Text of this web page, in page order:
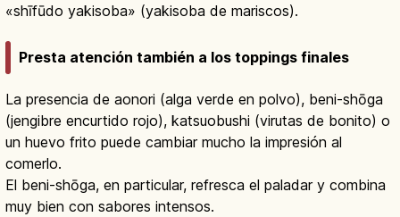
«shīfūdo yakisoba» (yakisoba de mariscos).
Presta atención también a los toppings finales
La presencia de aonori (alga verde en polvo), beni-shōga
(jengibre encurtido rojo), katsuobushi (virutas de bonito) o
un huevo frito puede cambiar mucho la impresión al
comerlo.
El beni-shōga, en particular, refresca el paladar y combina
muy bien con sabores intensos.